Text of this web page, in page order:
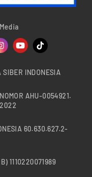
SIBER INDONESIA
AHU-0054921.
60.630.627.2-
1110220071989